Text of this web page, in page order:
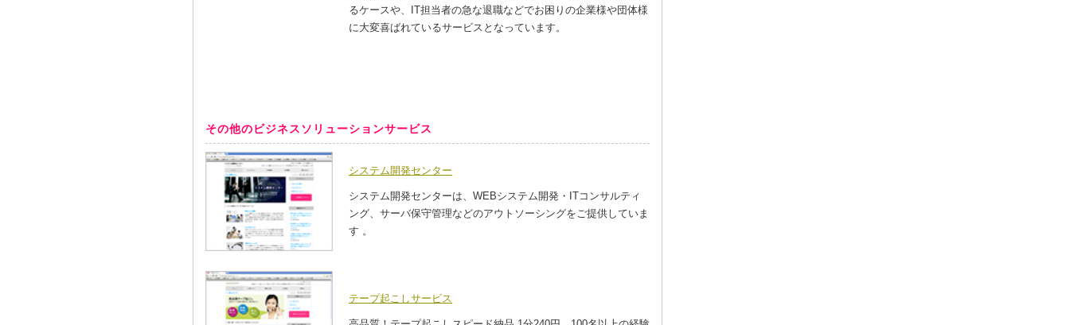
るケースや、IT担当者の急な退職などでお困りの企業様や団体様
に大変喜ばれているサービスとなっています。
その他のビジネスソリューションサービス
システム開発センター
システム開発センターは、WEBシステム開発・ITコンサルティ
ング、サーバ保守管理などのアウトソーシングをご提供していま
す 。
テープ起こしサービス